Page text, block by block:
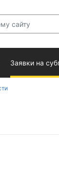
Заявки на